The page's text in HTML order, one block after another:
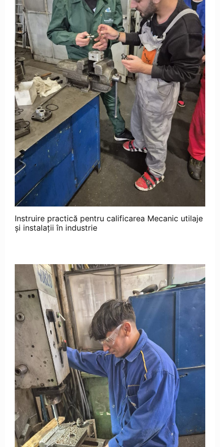
Instruire practică pentru calificarea Mecanic utilaje
și instalații în industrie